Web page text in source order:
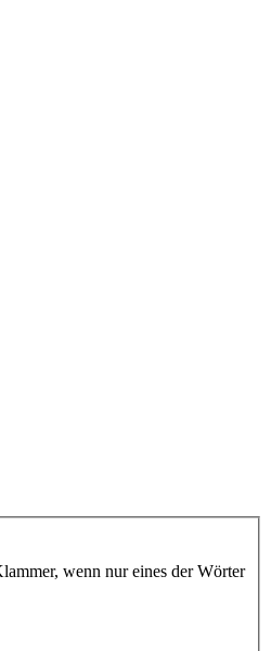
wenn nur eines der Wörter